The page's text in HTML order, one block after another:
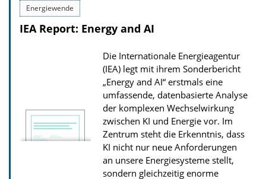
n
o
a
d
s
z
u
r
Energiewende
IEA Report: Energy and AI
Die Internationale Energieagentur
(IEA) legt mit ihrem Sonderbericht
„Energy and AI“ erstmals eine
umfassende, datenbasierte Analyse
der komplexen Wechselwirkung
zwischen KI und Energie vor. Im
Zentrum steht die Erkenntnis, dass
KI nicht nur neue Anforderungen
an unsere Energiesysteme stellt,
sondern gleichzeitig enorme